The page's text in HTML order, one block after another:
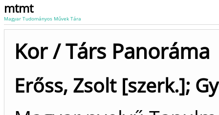
mtmt
Magyar Tudományos Művek Tára
Kor / Társ Panoráma
Erőss, Zsolt [szerk.];